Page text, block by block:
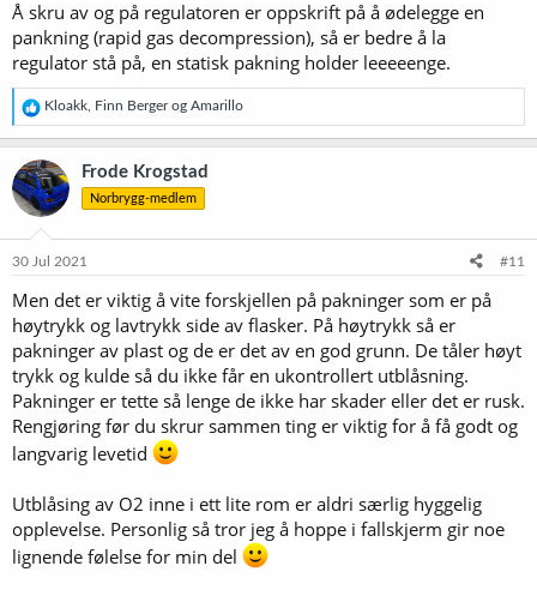
Å skru av og på regulatoren er oppskrift på å ødelegge en
pankning (rapid gas decompression), så er bedre å la
regulator stå på, en statisk pakning holder leeeeenge.
R
e
a
k
s
j
o
e
:
Kloakk Finn Bergerog Amarillo
Frode Krogstad
Norbrygg-medlem
30 Jul 2021 #11
Men det er viktig å vite forskjellen på pakninger som er på
høytrykk og lavtrykk side av flasker. På høytrykk så er
pakninger av plast og de er det av en god grunn. De tåler høyt
trykk og kulde så du ikke får en ukontrollert utblåsning.
Pakninger er tette så lenge de ikke har skader eller det er rusk.
Rengjøring før du skrur sammen ting er viktig for å få godt og
langvarig levetid
Utblåsing av O2 inne i ett lite rom er aldri særlig hyggelig
opplevelse. Personlig så tror jeg å hoppe i fallskjerm gir noe
lignende følelse for min del